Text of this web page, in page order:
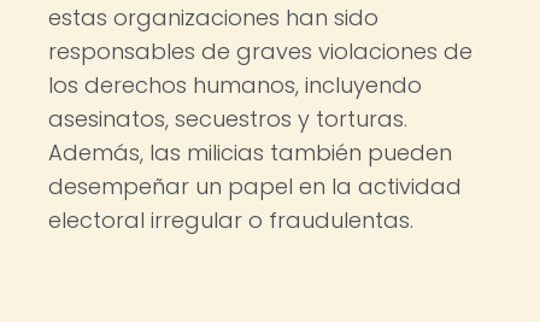
estas organizaciones han sido
responsables de graves violaciones de
los derechos humanos, incluyendo
asesinatos, secuestros y torturas.
Además, las milicias también pueden
desempeñar un papel en la actividad
electoral irregular o fraudulentas.